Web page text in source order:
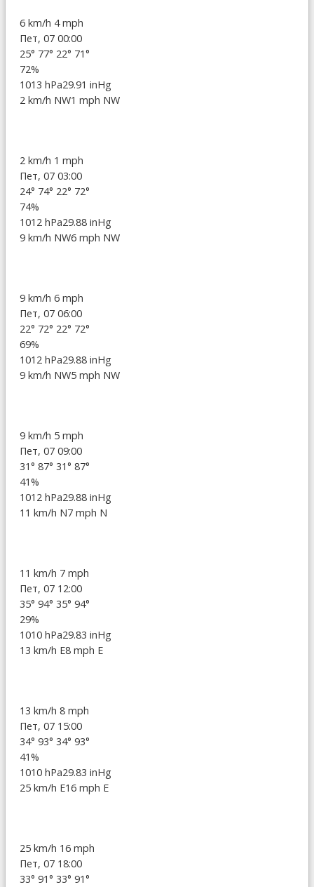
6 km/h 4 mph
Пет, 07 00:00
25° 77° 22° 71°
72%
1013 hPa29.91 inHg
2 km/h NW1 mph NW
2 km/h 1 mph
Пет, 07 03:00
24° 74° 22° 72°
74%
1012 hPa29.88 inHg
9 km/h NW6 mph NW
9 km/h 6 mph
Пет, 07 06:00
22° 72° 22° 72°
69%
1012 hPa29.88 inHg
9 km/h NW5 mph NW
9 km/h 5 mph
Пет, 07 09:00
31° 87° 31° 87°
41%
1012 hPa29.88 inHg
11 km/h N7 mph N
11 km/h 7 mph
Пет, 07 12:00
35° 94° 35° 94°
29%
1010 hPa29.83 inHg
13 km/h E8 mph E
13 km/h 8 mph
Пет, 07 15:00
34° 93° 34° 93°
41%
1010 hPa29.83 inHg
25 km/h E16 mph E
25 km/h 16 mph
Пет, 07 18:00
33° 91° 33° 91°